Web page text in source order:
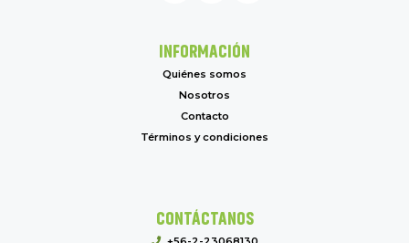
INFORMACIÓN
Quiénes somos
Nosotros
Contacto
Términos y condiciones
CONTÁCTANOS